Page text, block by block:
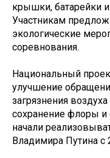
крышки, батарейки
Участникам
экологические
соревнования.
Национальный
улучшение
загрязнения
сохранение флоры
начали
Владимира Путина с